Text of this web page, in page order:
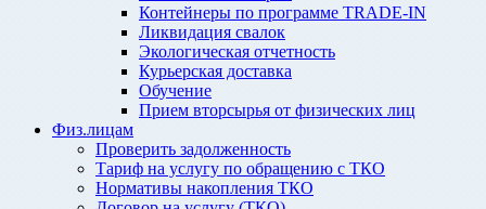
Контейнеры по программе TRADE-IN
Ликвидация свалок
Экологическая отчетность
Курьерская доставка
Обучение
Прием вторсырья от физических лиц
Физ.лицам
Проверить задолженность
Тариф на услугу по обращению с ТКО
Нормативы накопления ТКО